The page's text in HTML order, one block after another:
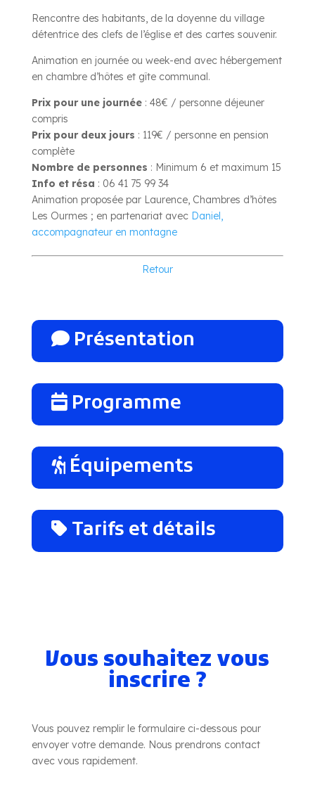
Rencontre des habitants, de la doyenne du village
détentrice des clefs de l’église et des cartes souvenir.
Animation en journée ou week-end avec hébergement
en chambre d’hôtes et gîte communal.
Prix pour une journée: 48€ / personne déjeuner
compris
Prix pour deux jours : 119€ / personne en pension
complète
Nombre de personnes : Minimum 6 et maximum 15
Info et résa : 06 41 75 99 34
Animation proposée par Laurence, Chambres d’hôtes
Les Ourmes ; en partenariat avec Daniel,
accompagnateur en montagne
Retour
Présentation
Programme
Équipements
Tarifs et détails
Vous souhaitez vous
inscrire ?
Vous pouvez remplir le formulaire ci-dessous pour
envoyer votre demande. Nous prendrons contact
avec vous rapidement.